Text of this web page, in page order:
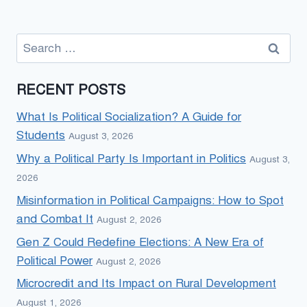
Search
for:
RECENT POSTS
What Is Political Socialization? A Guide for
Students August 3, 2026
Why a Political Party Is Important in Politics August 3,
2026
Misinformation in Political Campaigns: How to Spot
and Combat It August 2, 2026
Gen Z Could Redefine Elections: A New Era of
Political Power August 2, 2026
Microcredit and Its Impact on Rural Development
August 1, 2026